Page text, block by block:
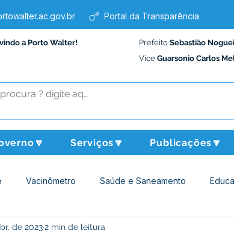
Portal da Transparência
a Porto Walter! Prefeito Sebastião
Vice Guarsonio Carlos
Serviços🔽 Publicações🔽
Vacinômetro Saúde e Saneamento
Social Desporto Cultura e Lazer
de 20232 min de leitura